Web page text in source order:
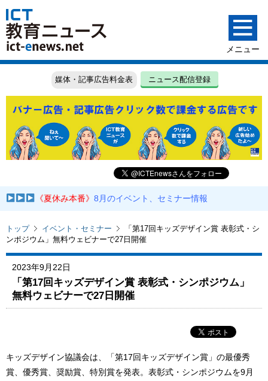
媒体・記事広告料金表 ニュース配信登録
《夏休み本番》8月のイベント、セミナー情報
トップ イベント・セミナー
「第17回キッズデザイン賞 表彰式・シ
ンポジウム」無料ウェビナーで27日開催
2023年9月22日
「第17回キッズデザイン賞 表彰式・シンポジウム」
無料ウェビナーで27日開催
キッズデザイン協議会は、「第17回キッズデザイン賞」の最優秀
賞、優秀賞、奨励賞、特別賞を発表。表彰式・シンポジウムを9月